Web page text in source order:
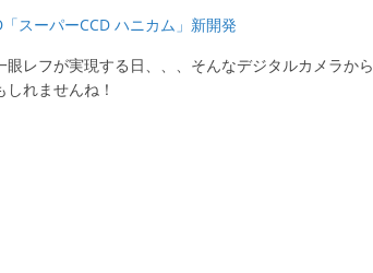
スーパーCCD ハニカム」新開発
レフが実現する日、、、そんなデジタルカメラから
れませんね！